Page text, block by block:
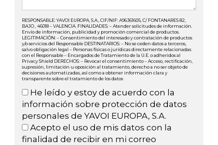
RESPONSABLE: YAVOI EUROPA, S.A., CIF/NIF: A96361605, C/ FONTANARES 82,
BAJO , 46018 – VALENCIA. FINALIDADES: – Atender solicitudes de información.
Envío de información, publicidad y promoción comercial de productos.
LEGITIMACIÓN: – Consentimiento del interesado y contratación de productos
y/o servicios del Responsable DESTINATARIOS: – No se ceden datos a terceros,
salvo obligación legal – Personas físicas o jurídicas directamente relacionadas
con el Responsable – Encargados de Tratamiento de la U.E. o adheridos al
Privacy Shield DERECHOS: – Revocar el consentimiento – Acceso, rectificación,
supresión, limitación u oposición al tratamiento, derecho a no ser objeto de
decisiones automatizadas, así como a obtener información clara y
transparente sobre el tratamiento de los datos
He leído y estoy de acuerdo con la
información sobre protección de datos
personales de YAVOI EUROPA, S.A.
Acepto el uso de mis datos con la
finalidad de recibir en mi correo